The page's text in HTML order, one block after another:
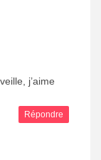
j’aime
Répondre